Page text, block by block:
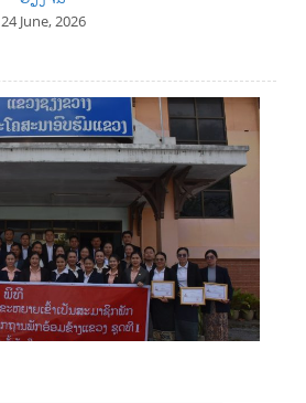
24 June, 2026